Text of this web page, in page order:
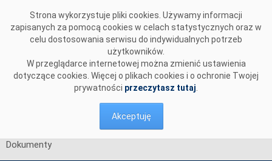
Strona wykorzystuje pliki cookies. Używamy informacji
zapisanych za pomocą cookies w celach statystycznych oraz w
celu dostosowania serwisu do indywidualnych potrzeb
użytkowników.
W przeglądarce internetowej można zmienić ustawienia
dotyczące cookies. Więcej o plikach cookies i o ochronie Twojej
prywatności przeczytasz tutaj
Akceptuję
Dokumenty